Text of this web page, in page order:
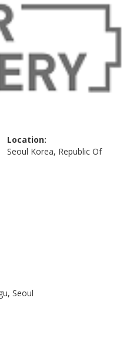
Location:
Seoul Korea, Republic Of
Seoul